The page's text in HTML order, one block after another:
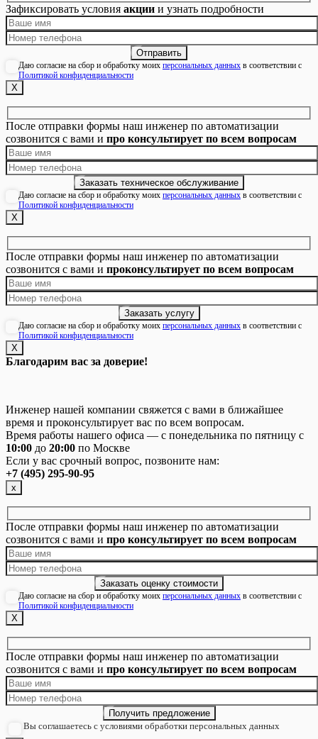
Зафиксировать условия акции и узнать подробности
Даю согласие на сбор и обработку моих персональных данных в соответствии с
Политикой конфиденциальности
Х
После отправки формы наш инженер по автоматизации
созвонится с вами и про консультирует по всем вопросам
Даю согласие на сбор и обработку моих персональных данных в соответствии с
Политикой конфиденциальности
Х
После отправки формы наш инженер по автоматизации
созвонится с вами и проконсультирует по всем вопросам
Даю согласие на сбор и обработку моих персональных данных в соответствии с
Политикой конфиденциальности
Х
Благодарим вас за доверие!
Инженер нашей компании свяжется с вами в ближайшее
время и проконсультирует вас по всем вопросам.
Время работы нашего офиса — с понедельника по пятницу с
10:00 до 20:00 по Москве
Если у вас срочный вопрос, позвоните нам:
+7 (495) 295-90-95
х
После отправки формы наш инженер по автоматизации
созвонится с вами и про консультирует по всем вопросам
Даю согласие на сбор и обработку моих персональных данных в соответствии с
Политикой конфиденциальности
Х
После отправки формы наш инженер по автоматизации
созвонится с вами и про консультирует по всем вопросам
Вы соглашаетесь с условиями обработки персональных данных